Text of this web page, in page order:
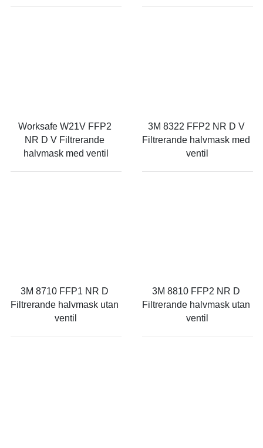
Worksafe W21V FFP2
NR D V Filtrerande
halvmask med ventil
3M 8322 FFP2 NR D V
Filtrerande halvmask med
ventil
3M 8710 FFP1 NR D
Filtrerande halvmask utan
ventil
3M 8810 FFP2 NR D
Filtrerande halvmask utan
ventil